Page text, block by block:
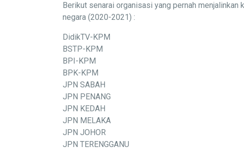
Berikut senarai organisasi yang pernah
negara (2020-2021) :
DidikTV-KPM
BSTP-KPM
BPI-KPM
BPK-KPM
JPN SABAH
JPN PENANG
JPN KEDAH
JPN MELAKA
JPN JOHOR
JPN TERENGGANU